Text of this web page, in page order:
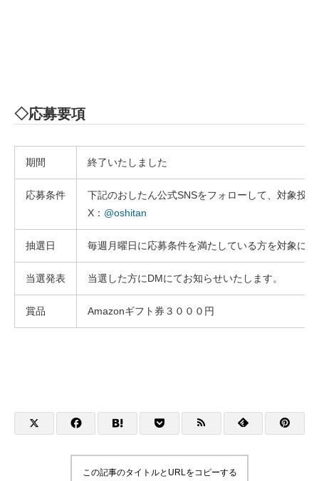
◇応募要項
期間 終了いたしました
応募条件
下記のおしたん公式SNSをフォローして、対象投
X： @oshitan
抽選日 毎週月曜日に応募条件を満たしている方を対象に
当選発表 当選した方にDMにてお知らせいたします。
賞品 Amazonギフト券３０００円
この記事のタイトルとURLをコピーする